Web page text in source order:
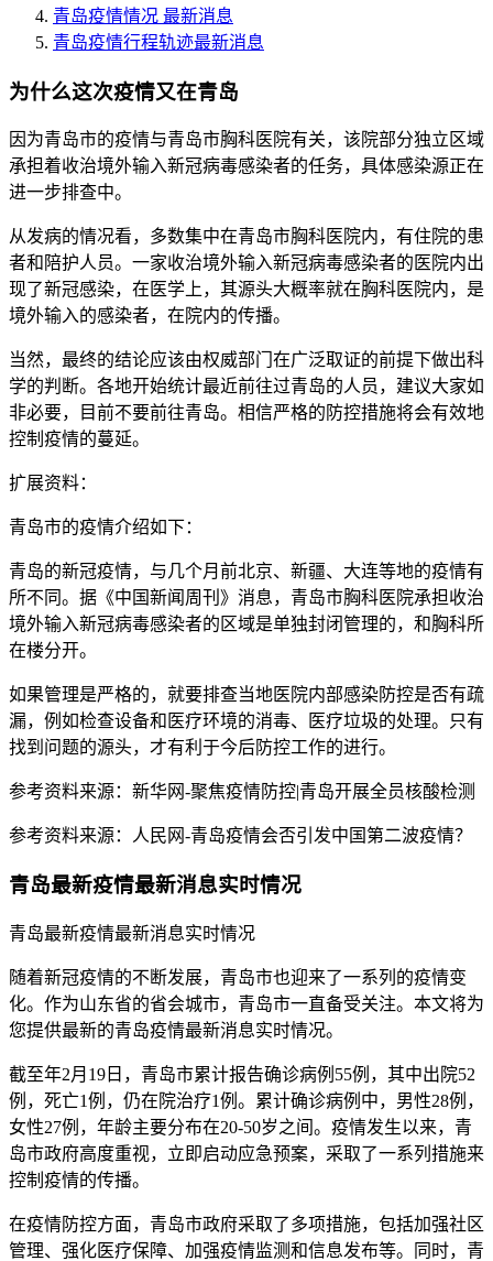
青岛疫情情况 最新消息
青岛疫情行程轨迹最新消息
为什么这次疫情又在青岛
因为青岛市的疫情与青岛市胸科医院有关，该院部分独立区域
承担着收治境外输入新冠病毒感染者的任务，具体感染源正在
进一步排查中。
从发病的情况看，多数集中在青岛市胸科医院内，有住院的患
者和陪护人员。一家收治境外输入新冠病毒感染者的医院内出
现了新冠感染，在医学上，其源头大概率就在胸科医院内，是
境外输入的感染者，在院内的传播。
当然，最终的结论应该由权威部门在广泛取证的前提下做出科
学的判断。各地开始统计最近前往过青岛的人员，建议大家如
非必要，目前不要前往青岛。相信严格的防控措施将会有效地
控制疫情的蔓延。
扩展资料：
青岛市的疫情介绍如下：
青岛的新冠疫情，与几个月前北京、新疆、大连等地的疫情有
所不同。据《中国新闻周刊》消息，青岛市胸科医院承担收治
境外输入新冠病毒感染者的区域是单独封闭管理的，和胸科所
在楼分开。
如果管理是严格的，就要排查当地医院内部感染防控是否有疏
漏，例如检查设备和医疗环境的消毒、医疗垃圾的处理。只有
找到问题的源头，才有利于今后防控工作的进行。
参考资料来源：新华网-聚焦疫情防控|青岛开展全员核酸检测
参考资料来源：人民网-青岛疫情会否引发中国第二波疫情？
青岛最新疫情最新消息实时情况
青岛最新疫情最新消息实时情况
随着新冠疫情的不断发展，青岛市也迎来了一系列的疫情变
化。作为山东省的省会城市，青岛市一直备受关注。本文将为
您提供最新的青岛疫情最新消息实时情况。
截至年2月19日，青岛市累计报告确诊病例55例，其中出院52
例，死亡1例，仍在院治疗1例。累计确诊病例中，男性28例，
女性27例，年龄主要分布在20-50岁之间。疫情发生以来，青
岛市政府高度重视，立即启动应急预案，采取了一系列措施来
控制疫情的传播。
在疫情防控方面，青岛市政府采取了多项措施，包括加强社区
管理、强化医疗保障、加强疫情监测和信息发布等。同时，青